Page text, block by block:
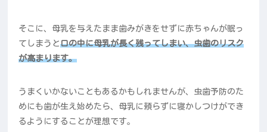
そこに、母乳を与えたまま歯みがきをせずに赤ちゃんが眠っ
てしまうと口の中に母乳が長く残ってしまい、虫歯のリスク
が高まります。
うまくいかないこともあるかもしれませんが、虫歯予防のた
めにも歯が生え始めたら、母乳に頼らずに寝かしつけができ
るようにすることが理想です。